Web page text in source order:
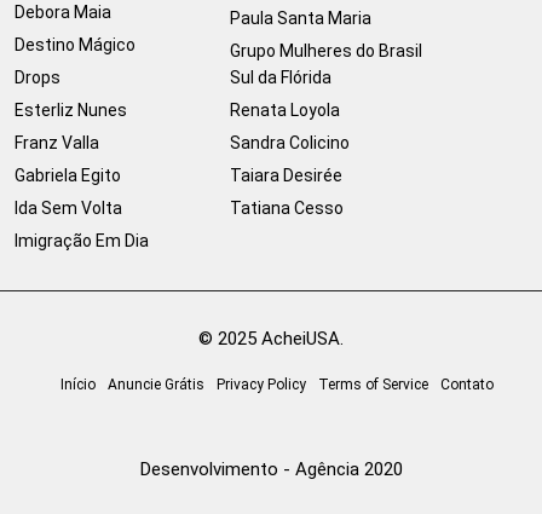
Debora Maia
Destino Mágico
Drops
Esterliz Nunes
Franz Valla
Gabriela Egito
Ida Sem Volta
Imigração Em Dia
Paula Santa Maria
Grupo Mulheres do Brasil
Sul da Flórida
Renata Loyola
Sandra Colicino
Taiara Desirée
Tatiana Cesso
© 2025 AcheiUSA.
Início Anuncie Grátis Privacy Policy Terms of Service Contato
Desenvolvimento - Agência 2020